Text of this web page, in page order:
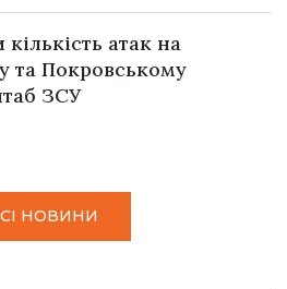
атак на
та Покровському
ЗСУ
НОВИНИ